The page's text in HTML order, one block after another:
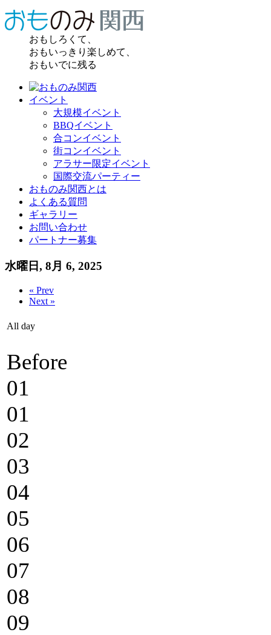
おもしろくて、
おもいっきり楽しめて、
おもいでに残る
イベント
大規模イベント
BBQイベント
合コンイベント
街コンイベント
アラサー限定イベント
国際交流パーティー
おものみ関西とは
よくある質問
ギャラリー
お問い合わせ
パートナー募集
水曜日, 8月 6, 2025
« Prev
Next »
All day
Before
01
01
02
03
04
05
06
07
08
09